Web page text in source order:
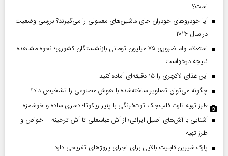
است؟
آیا خودروهای خودران جای ماشین‌های معمولی را می‌گیرند؟ بررسی وضعیت
در سال ۲۰۲۶
استعلام وام ضروری ۷۵ میلیون تومانی بازنشستگان کشوری؛ نحوه مشاهده
نتیجه درخواست
این غذای لاکچری را ۱۵ دقیقه‌ای آماده کنید
چگونه می‌توان تصاویر ساخته‌شده با هوش مصنوعی را تشخیص داد؟
طرز تهیه تارت فلپ‌جک توت‌فرنگی با پنیر ریکوتا؛ دسری ساده و خوشمزه
آشنایی با آش‌های اصیل ایرانی؛ از آش عباسعلی تا آش ترخینه + خواص و
طرز تهیه
پارک شیرین قابلیت‌ بالایی برای اجرای پروژهای تفریحی دارد